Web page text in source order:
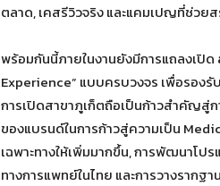
ตลาด, เคสรีวิวจริง และแคมเปญที่ช่วย
พร้อมกันนี้ภายในงานยังมีการแถลงเปิด
Experience” แบบครบวงจร เพื่อรอง
การเปิดสาขาภูเก็ตถือเป็นก้าวสำคัญสู่ก
ของแบรนด์ในการก้าวสู่ความเป็น
เฉพาะทางให้เพิ่มมากขึ้น, การพัฒนาโ
ทางการแพทย์ในไทย และการวางราก